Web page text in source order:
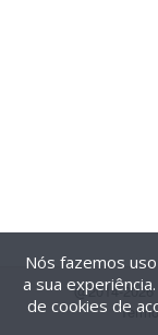
@2014-
Nós fazemos
a sua
de cookies de